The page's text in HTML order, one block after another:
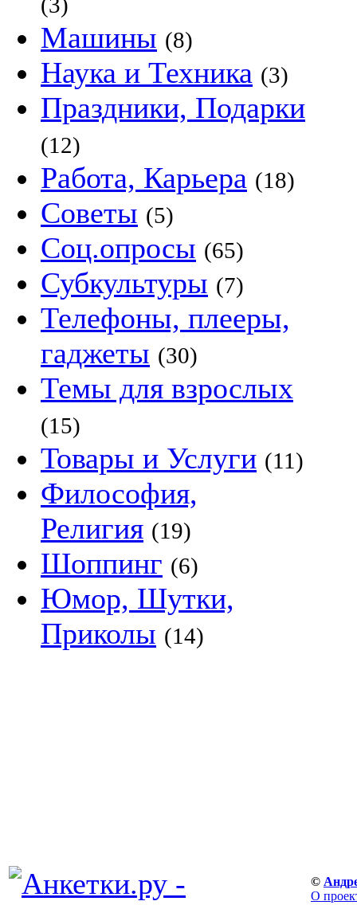
Машины (8)
Наука и Техника (3)
Праздники, Подарки
(12)
Работа, Карьера (18)
Советы (5)
Соц.опросы (65)
Субкультуры (7)
Телефоны, плееры,
гаджеты (30)
Темы для взрослых
(15)
Товары и Услуги (11)
Философия,
Религия (19)
Шоппинг (6)
Юмор, Шутки,
Приколы (14)
©
О